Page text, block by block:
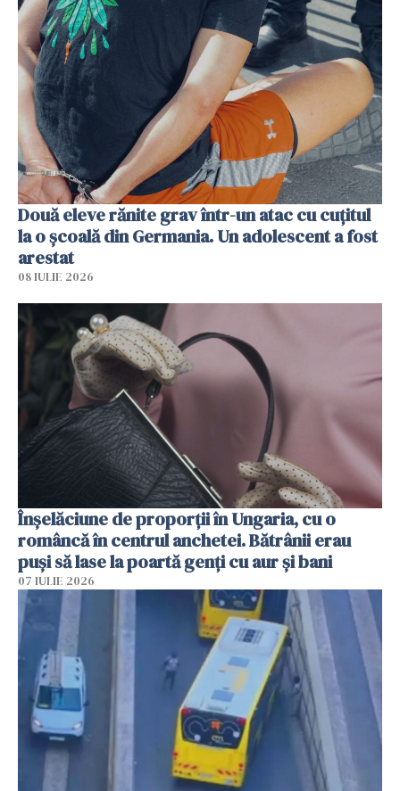
Două eleve rănite grav într-un atac cu cuțitul
la o școală din Germania. Un adolescent a fost
arestat
08 IULIE 2026
Înșelăciune de proporții în Ungaria, cu o
româncă în centrul anchetei. Bătrânii erau
puși să lase la poartă genți cu aur și bani
07 IULIE 2026